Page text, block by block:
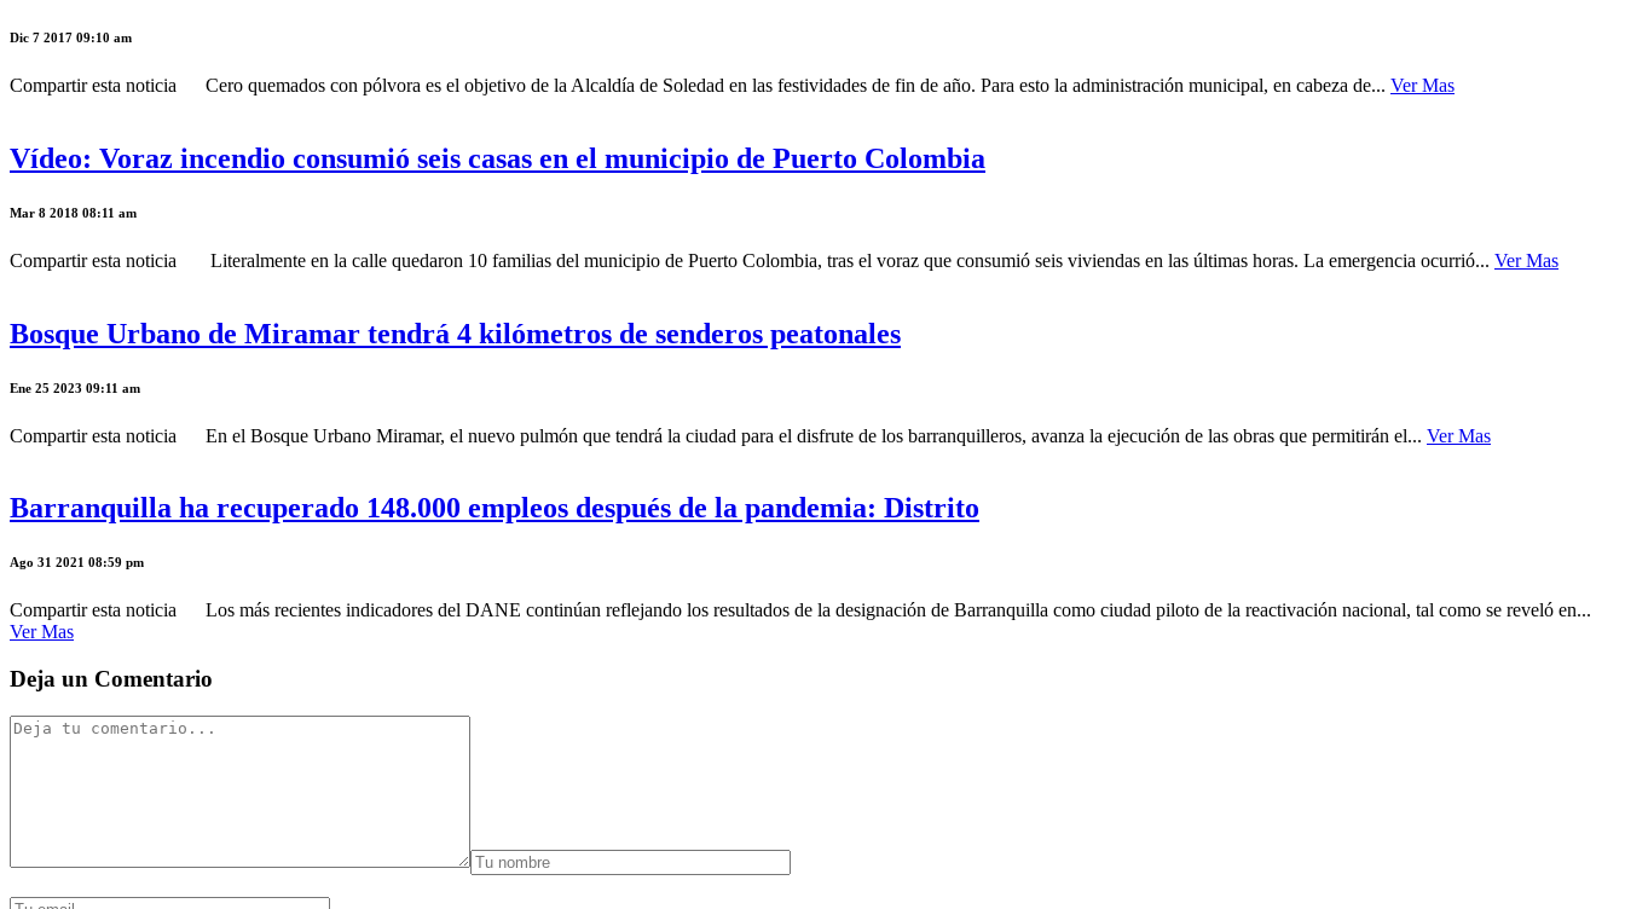
Dic 7 2017 09:10 am
Compartir esta noticia Cero quemados con pólvora es el objetivo de la Alcaldía de Soledad en las festividades de fin de año. Para esto la administración municipal, en cabeza de... Ver Mas
Vídeo: Voraz incendio consumió seis casas en el municipio de Puerto Colombia
Mar 8 2018 08:11 am
Compartir esta noticia Literalmente en la calle quedaron 10 familias del municipio de Puerto Colombia, tras el voraz que consumió seis viviendas en las últimas horas. La emergencia ocurrió... Ver Mas
Bosque Urbano de Miramar tendrá 4 kilómetros de senderos peatonales
Ene 25 2023 09:11 am
Compartir esta noticia En el Bosque Urbano Miramar, el nuevo pulmón que tendrá la ciudad para el disfrute de los barranquilleros, avanza la ejecución de las obras que permitirán el... Ver Mas
Barranquilla ha recuperado 148.000 empleos después de la pandemia: Distrito
Ago 31 2021 08:59 pm
Compartir esta noticia Los más recientes indicadores del DANE continúan reflejando los resultados de la designación de Barranquilla como ciudad piloto de la reactivación nacional, tal como se reveló en...
Ver Mas
Deja un Comentario